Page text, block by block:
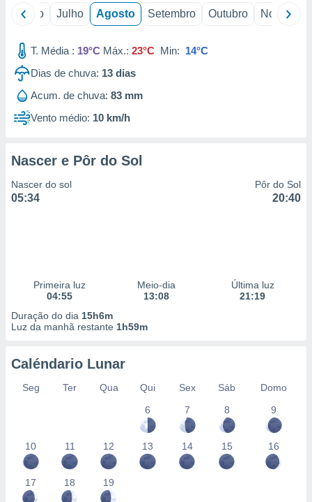
Junho Julho Agosto Setembro Outubro Novembro
T. Média : 19°C Máx.: 23°C Min: 14°C
Dias de chuva: 13 dias
Acum. de chuva: 83 mm
Vento médio: 10 km/h
Nascer e Pôr do Sol
Nascer do sol
05:34
Pôr do Sol
20:40
Primeira luz
04:55
Meio-dia
13:08
Última luz
21:19
Duração do dia 15h6m
Luz da manhã restante 1h59m
Caléndario Lunar
Seg Ter Qua Qui Sex Sáb
Domo
6
7 8 9
10 11 12 13 14 15 16
17 18 19